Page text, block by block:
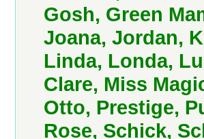
Gosh, Green
Joana, Jordan,
Linda, Londa,
Clare, Miss
Otto, Prestige,
Rose, Schick,